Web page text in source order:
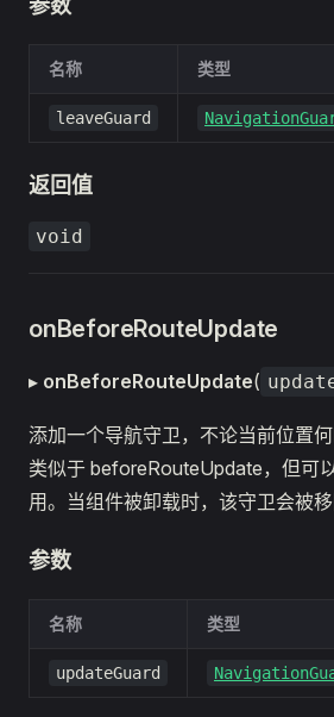
参数
名称 类型
leaveGuard
返回值
void
onBeforeRouteUpdate
▸ onBeforeRouteUpdate(
添加一个导航守卫，不论当前位置何
类似于 beforeRouteUpdate，但可
用。当组件被卸载时，该守卫会被移
参数
名称 类型
updateGuard